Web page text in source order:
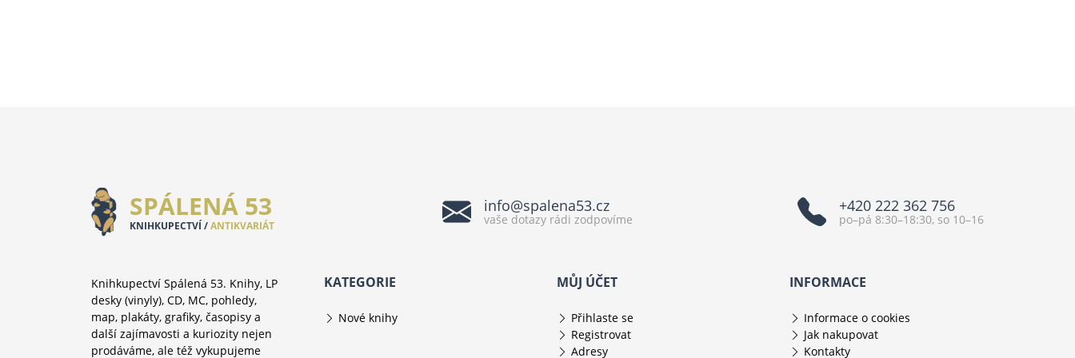
SPÁLENÁ 53
KNIHKUPECTVÍ /ANTIKVARIÁT
info@spalena53.cz
vaše dotazy rádi zodpovíme
+420 222 362 756
po–pá 8:30–18:30, so 10–16
Knihkupectví Spálená 53. Knihy, LP
desky (vinyly), CD, MC, pohledy,
map, plakáty, grafiky, časopisy a
další zajímavosti a kuriozity nejen
prodáváme, ale též vykupujeme
KATEGORIE
Nové knihy
MŮJ ÚČET
Přihlaste se
Registrovat
Adresy
INFORMACE
Informace o cookies
Jak nakupovat
Kontakty